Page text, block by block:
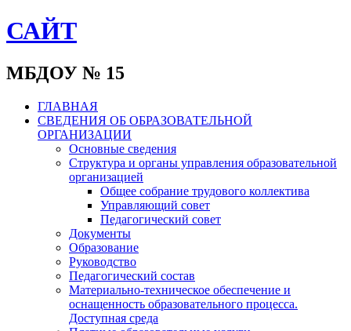
САЙТ
МБДОУ № 15
ГЛАВНАЯ
СВЕДЕНИЯ ОБ ОБРАЗОВАТЕЛЬНОЙ
ОРГАНИЗАЦИИ
Основные сведения
Структура и органы управления образовательной
организацией
Общее собрание трудового коллектива
Управляющий совет
Педагогический совет
Документы
Образование
Руководство
Педагогический состав
Материально-техническое обеспечение и
оснащенность образовательного процесса.
Доступная среда